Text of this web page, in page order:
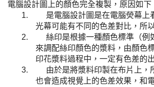
電腦設計圖上的顏色完全複製，原因如下
1.
是電腦設計圖是在電腦熒幕上
光幕可能有不同的色差對比，所
2.
絲印是根據一種顏色標準（例
來調配絲印顏色的漿料，由顏色
印花漿料過程中，一定有色差的
3.
由於是將漿料印製在布片上，
也會造成視覺上的色差效果，和